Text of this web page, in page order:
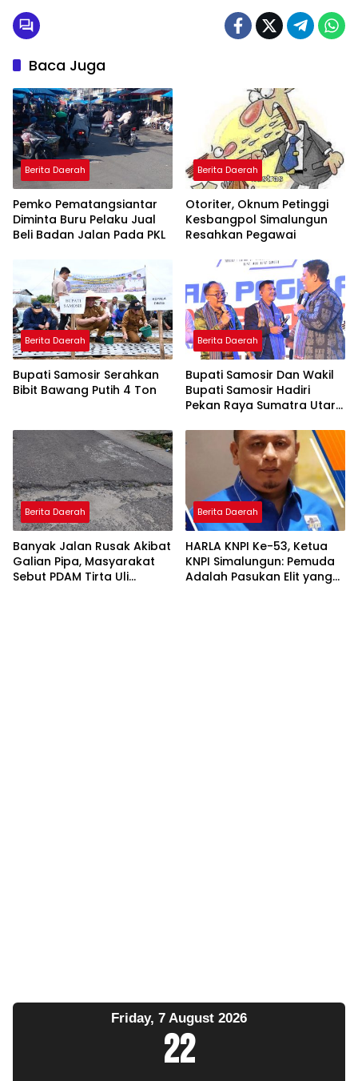
Baca Juga
Berita Daerah
Pemko Pematangsiantar
Diminta Buru Pelaku Jual
Beli Badan Jalan Pada PKL
Berita Daerah
Otoriter, Oknum Petinggi
Kesbangpol Simalungun
Resahkan Pegawai
Berita Daerah
Bupati Samosir Serahkan
Bibit Bawang Putih 4 Ton
Berita Daerah
Bupati Samosir Dan Wakil
Bupati Samosir Hadiri
Pekan Raya Sumatra Utara
Berita Daerah
Banyak Jalan Rusak Akibat
Galian Pipa, Masyarakat
Sebut PDAM Tirta Uli
Berita Daerah
HARLA KNPI Ke-53, Ketua
KNPI Simalungun: Pemuda
Adalah Pasukan Elit yang
Friday, 7 August 2026
22